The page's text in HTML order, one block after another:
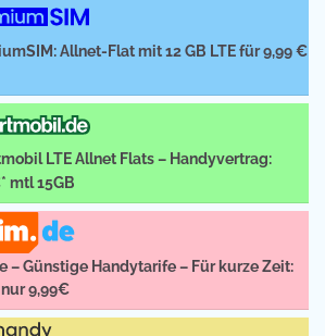
Allnet-Flat mit 12 GB LTE für 9,99 €
LTE Allnet Flats – Handyvertrag:
mtl 15GB
– Günstige Handytarife – Für kurze Zeit:
nur 9,99€